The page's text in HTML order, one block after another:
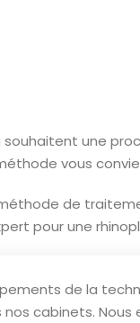
une
vous
de
pour une
de la
cabinets.